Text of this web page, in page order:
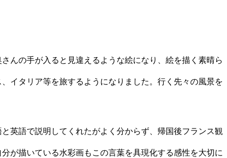
んの手が入ると見違えるような絵になり、絵を描く素晴ら
イタリア等を旅するようになりました。行く先々の風景を
英語で説明してくれたがよく分からず、帰国後フランス観
が描いている水彩画もこの言葉を具現化する感性を大切に